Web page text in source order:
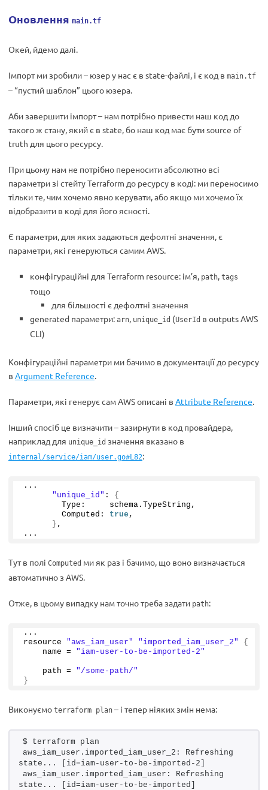
Оновлення main.tf
Окей, йдемо далі.
Імпорт ми зробили – юзер у нас є в state-файлі, і є код в main.tf
– “пустий шаблон” цього юзера.
Аби завершити імпорт – нам потрібно привести наш код до
такого ж стану, який є в state, бо наш код має бути source of
truth для цього ресурсу.
При цьому нам не потрібно переносити абсолютно всі
параметри зі стейту Terraform до ресурсу в коді: ми переносимо
тільки те, чим хочемо явно керувати, або якщо ми хочемо їх
відобразити в коді для його ясності.
Є параметри, для яких задаються дефолтні значення, є
параметри, які генеруються самим AWS.
конфігураційні для Terraform resource: ім’я, path, tags
тощо
для більшості є дефолтні значення
generated параметри: arn, unique_id (UserId в outputs AWS
CLI)
Конфігураційні параметри ми бачимо в документації до ресурсу
в Argument Reference.
Параметри, які генерує сам AWS описані в Attribute Reference.
Інший спосіб це визначити – зазирнути в код провайдера,
наприклад для unique_id значення вказано в
internal/service/iam/user.go#L82:
...
"unique_id" : {
        Type:     schema.
TypeString ,
        Computed:
true ,
} ,
...
Тут в полі Computed ми як раз і бачимо, що воно визначається
автоматично з AWS.
Отже, в цьому випадку нам точно треба задати path:
...
resource "aws_iam_user" "imported_iam_user_2"
{
    name =
"iam-user-to-be-imported-2"
    path =
"/some-path/"
}
Виконуємо terraform plan – і тепер ніяких змін нема:
$ terraform plan
aws_iam_user.imported_iam_user_2: Refreshing
state... [id=iam-user-to-be-imported-2]
aws_iam_user.imported_iam_user: Refreshing
state... [id=iam-user-to-be-imported]